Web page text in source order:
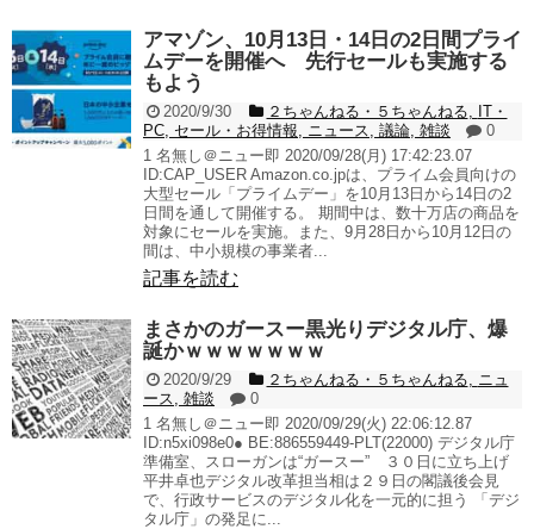
アマゾン、10月13日・14日の2日間プライ
ムデーを開催へ 先行セールも実施する
もよう
2020/9/30 ２ちゃんねる・５ちゃんねる
IT・
PC セール・お得情報 ニュース 議論 雑談
0
1 名無し＠ニュー即 2020/09/28(月) 17:42:23.07
ID:CAP_USER Amazon.co.jpは、プライム会員向けの
大型セール「プライムデー」を10月13日から14日の2
日間を通して開催する。 期間中は、数十万店の商品を
対象にセールを実施。また、9月28日から10月12日の
間は、中小規模の事業者...
記事を読む
まさかのガースー黒光りデジタル庁、爆
誕かｗｗｗｗｗｗｗ
2020/9/29 ２ちゃんねる・５ちゃんねる
ニュ
ース
雑談
0
1 名無し＠ニュー即 2020/09/29(火) 22:06:12.87
ID:n5xi098e0● BE:886559449-PLT(22000) デジタル庁
準備室、スローガンは“ガースー” ３０日に立ち上げ
平井卓也デジタル改革担当相は２９日の閣議後会見
で、行政サービスのデジタル化を一元的に担う 「デジ
タル庁」の発足に...